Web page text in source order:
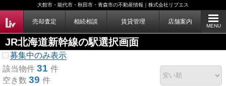
大館市・能代市・秋田市・青森市の不動産情報｜株式会社リブエス
売却査定 相続相談 賃貸管理 店舗案内
MENU
JR北海道新幹線の駅選択画面
募集中のみ表示
該当物件 31 件
空き数 39 件